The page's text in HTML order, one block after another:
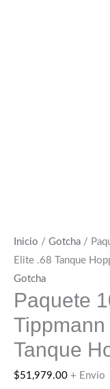
Inicio / Gotcha /
Elite .68 Tanque
Gotcha
Paquete
Tanque
$51,979.00 + Envío